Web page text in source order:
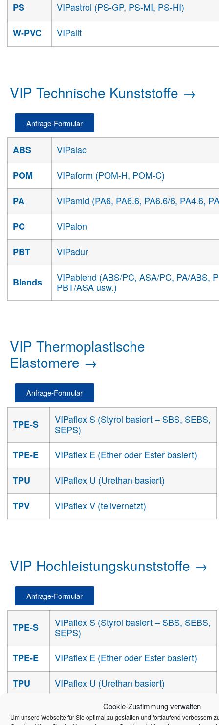
Cookie-Zustimmung verwalten
Um unsere Webseite für Sie optimal zu gestalten und fortlaufend verbessern
PS VIPastrol (PS-GP, PS-MI, PS-HI)
W-PVC VIPalit
VIP Technische Kunststoffe →
Anfrage-Formular
ABS VIPalac
POM VIPaform (POM-H, POM-C)
PA VIPamid (PA6, PA6.6, PA6.6/6, PA4.6,
PC VIPalon
PBT VIPadur
Blends
VIPablend (ABS/PC, ASA/PC, PA/ABS,
PBT/ASA usw.)
VIP Thermoplastische
Elastomere →
Anfrage-Formular
TPE-S
VIPaflex S (Styrol basiert – SBS, SEBS,
SEPS)
TPE-E
VIPaflex E (Ether oder Ester basiert)
TPU VIPaflex U (Urethan basiert)
TPV VIPaflex V (teilvernetzt)
VIP Hochleistungskunststoffe →
Anfrage-Formular
TPE-S
VIPaflex S (Styrol basiert – SBS, SEBS,
SEPS)
TPE-E
VIPaflex E (Ether oder Ester basiert)
TPU VIPaflex U (Urethan basiert)
VIPaflex V (teilvernetzt)